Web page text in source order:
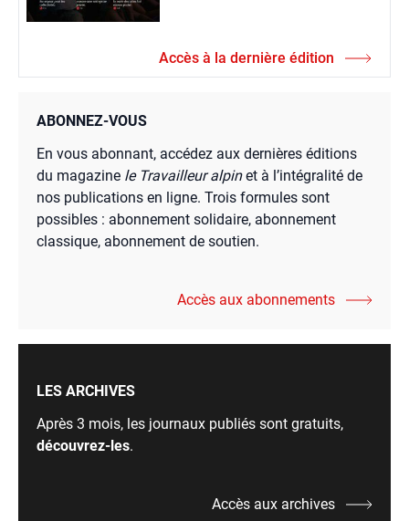
Accès à la dernière édition
ABONNEZ-VOUS
En vous abonnant, accédez aux dernières éditions
du magazine le Travailleur alpinet à l’intégralité de
nos publications en ligne. Trois formules sont
possibles : abonnement solidaire, abonnement
classique, abonnement de soutien.
Accès aux abonnements
LES ARCHIVES
Après 3 mois, les journaux publiés sont gratuits,
découvrez-les.
Accès aux archives